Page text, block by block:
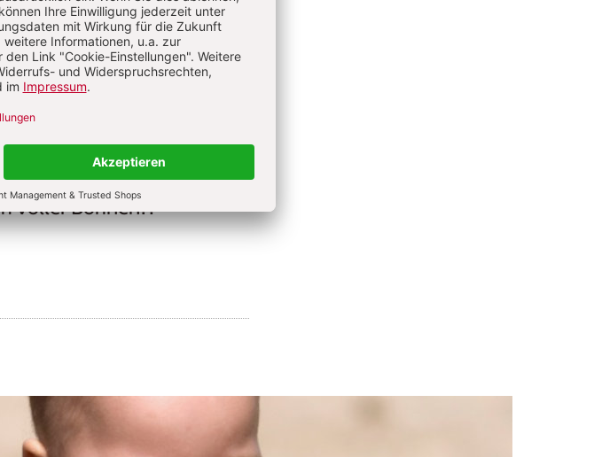
braucht S. 30-31
2:Sensory Play im Frühjahr
braucht S. 32
voller Bohnen?!